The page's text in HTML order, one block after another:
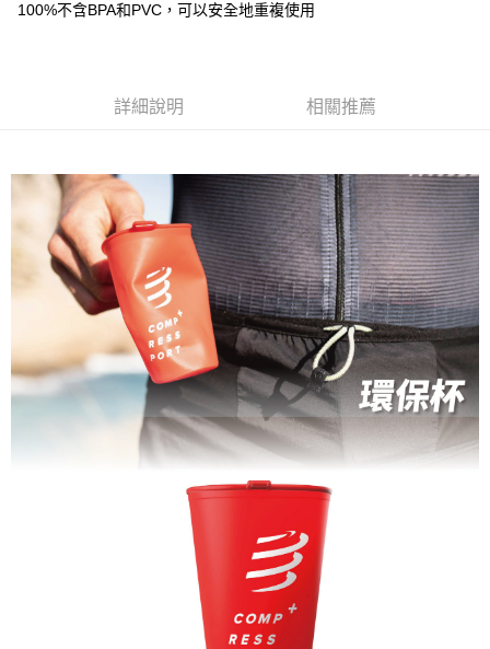
便利好安心！
【「AFTEE先享後付」結帳流程】
３．收到繳費通知簡訊後14天內，點擊此簡訊中的連結，可透過四大超商／
ATM／網路銀行／等多元方式進行付款，方視為交易完成。
※ 請注意：結帳手續完成當下不需立刻繳費，但若您需要取消訂單，請聯絡
購買商品的店家。未經商家同意取消之訂單仍視為有效，需透過AFTEE先享
後付繳納相關費用。
※ 交易是否成功請以「AFTEE先享後付 」之結帳頁面顯示為準，若有關於
是否繳費成功／繳費後需取消欲退款等相關疑問，請聯繫「AFTEE先享後付
https://netprotections.freshdesk.com/support/home
【注意事項】
１．透過由恩沛科技股份有限公司提供之「AFTEE先享後付」服務完成之交
易，需依本服務之必要範圍內提供個人資料，並將交易相關給付款項請求債
權轉讓予恩沛科技股份有限公司。
２．關於個人資料處理事宜，請瀏覽以下網址：
https://aftee.tw/terms/#terms3
３．未成年的使用者請事先徵得法定代理人或監護人之同意方可使用
「AFTEE先享後付」，若未經同意申辦者引起之損失，本公司不負相關責
４．使用「AFTEE先享後付」時，將依據個別帳號之用戶狀況，依本公司即
時審查核予不同之上限額度；若仍有額度不足之情形，本公司將視審查結果
５．嚴禁一人註冊多個帳號或使用他人資訊註冊。若發現惡意使用之情形，
恩沛科技股份有限公司將有權停止該用戶之使用額度並採取法律行動。
每筆NT$80，滿NT$1,998(含以上)免運費
每筆NT$80，滿NT$2,000(含以上)免運費
付款後7-11取貨
每筆NT$80，滿NT$2,000(含以上)免運費
宅配
每筆NT$100，滿NT$2,000(含以上)免運費
付款後門市自取
免運費
查看運費
100%不含BPA和PVC，可以安全地重複使用
詳細說明 相關推薦